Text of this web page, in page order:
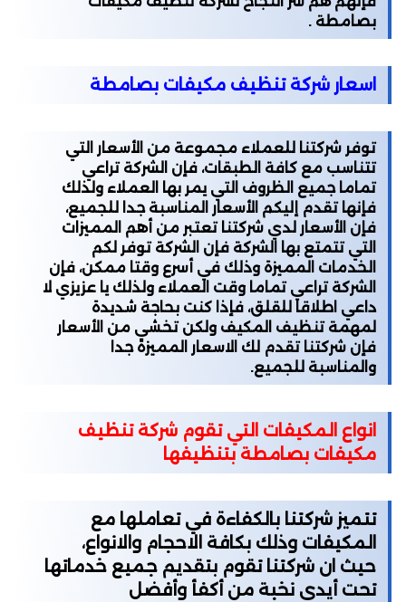
بصامطة .
اسعار شركة تنظيف مكيفات بصامطة
توفر شركتنا للعملاء مجموعة من الأسعار التي
تتناسب مع كافة الطبقات، فإن الشركة تراعي
تماما جميع الظروف التي يمر بها العملاء ولذلك
فإنها تقدم إليكم الأسعار المناسبة جدا للجميع،
فإن الأسعار لدي شركتنا تعتبر من أهم المميزات
التي تتمتع بها الشركة فإن الشركة توفر لكم
الخدمات المميزة وذلك في أسرع وقتا ممكن، فإن
الشركة تراعي تماما وقت العملاء ولذلك يا عزيزي لا
داعي اطلاقا للقلق، فإذا كنت بحاجة شديدة
لمهمة تنظيف المكيف ولكن تخشي من الأسعار
فإن شركتنا تقدم لك الاسعار المميزة جدا
والمناسبة للجميع.
انواع المكيفات التي تقوم شركة تنظيف
مكيفات بصامطة بتنظيفها
تتميز شركتنا بالكفاءة في تعاملها مع
المكيفات وذلك بكافة الاحجام والانواع،
حيث ان شركتنا تقوم بتقديم جميع خدماتها
تحت أيدى نخبة من أكفأ وأفضل